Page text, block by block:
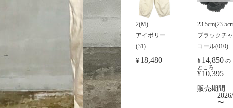
2(M)
アイボリー
(31)
¥ 18,480
ブラックチャ
コール(010)
¥ 14,850 の
ところ
¥ 10,395
販売期間
〜